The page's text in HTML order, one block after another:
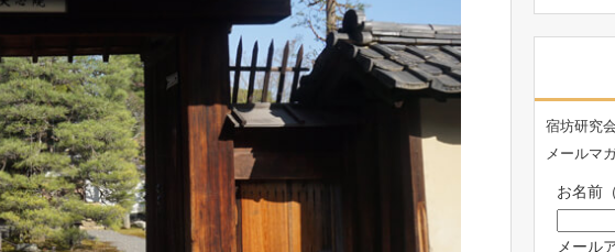
宿坊研究
メールマ
お名前
メール